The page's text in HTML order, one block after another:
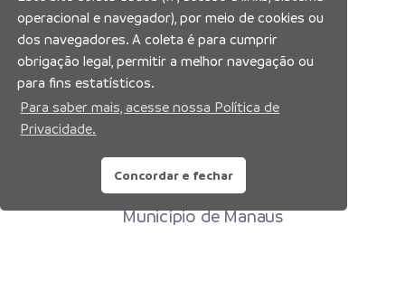
Prefeitura Municipal de Manaus
Município de Manaus
operacional e navegador), por meio de cookies ou
dos navegadores. A coleta é para cumprir
obrigação legal, permitir a melhor navegação ou
para fins estatísticos.
Para saber mais, acesse nossa Política de
Privacidade.
Concordar e fechar